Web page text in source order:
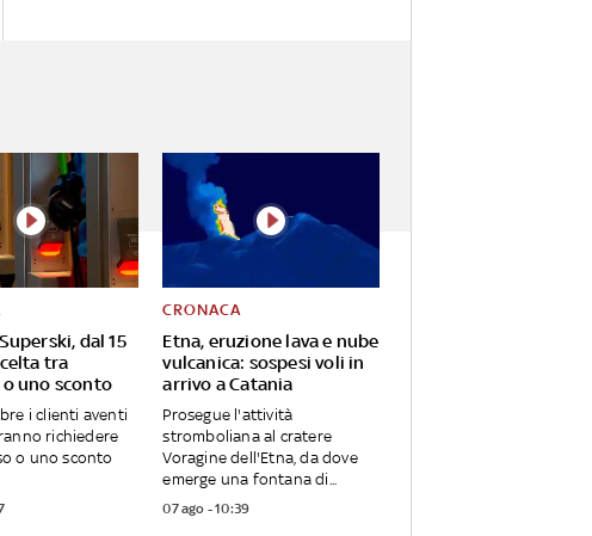
dal 15
tra
uno sconto
i clienti aventi
richiedere
o uno sconto
Etna, eruzione lava e nube
vulcanica: sospesi voli in
arrivo a Catania
CRONACA
Prosegue l'attività
stromboliana al cratere
Voragine dell'Etna, da dove
emerge una fontana di...
07 ago - 10:39